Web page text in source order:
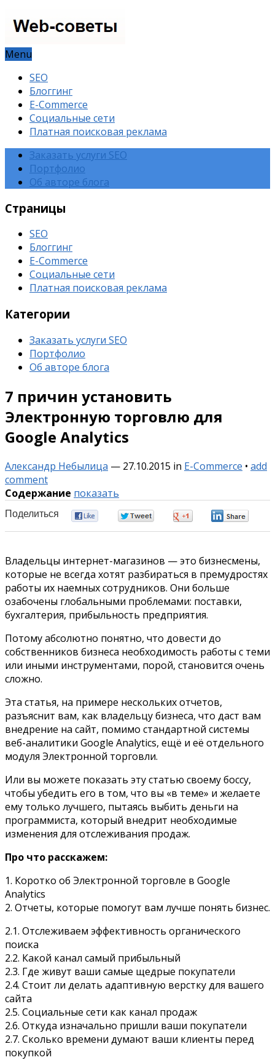
Menu
SEO
Блоггинг
E-Commerce
Социальные сети
Платная поисковая реклама
Заказать услуги SEO
Портфолио
Об авторе блога
Страницы
SEO
Блоггинг
E-Commerce
Социальные сети
Платная поисковая реклама
Категории
Заказать услуги SEO
Портфолио
Об авторе блога
7 причин установить
Электронную торговлю для
Google Analytics
Александр Небылица — 27.10.2015 in E-Commerce • add
comment
Содержание показать
Поделиться
Владельцы интернет-магазинов — это бизнесмены,
которые не всегда хотят разбираться в премудростях
работы их наемных сотрудников. Они больше
озабочены глобальными проблемами: поставки,
бухгалтерия, прибыльность предприятия.
Потому абсолютно понятно, что довести до
собственников бизнеса необходимость работы с теми
или иными инструментами, порой, становится очень
сложно.
Эта статья, на примере нескольких отчетов,
разъяснит вам, как владельцу бизнеса, что даст вам
внедрение на сайт, помимо стандартной системы
веб-аналитики Google Analytics, ещё и её отдельного
модуля Электронной торговли.
Или вы можете показать эту статью своему боссу,
чтобы убедить его в том, что вы «в теме» и желаете
ему только лучшего, пытаясь выбить деньги на
программиста, который внедрит необходимые
изменения для отслеживания продаж.
Про что расскажем:
1. Коротко об Электронной торговле в Google
Analytics
2. Отчеты, которые помогут вам лучше понять бизнес.
2.1. Отслеживаем эффективность органического
поиска
2.2. Какой канал самый прибыльный
2.3. Где живут ваши самые щедрые покупатели
2.4. Стоит ли делать адаптивную верстку для вашего
сайта
2.5. Социальные сети как канал продаж
2.6. Откуда изначально пришли ваши покупатели
2.7. Сколько времени думают ваши клиенты перед
покупкой